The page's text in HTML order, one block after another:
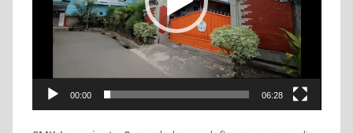
00:00 06:28